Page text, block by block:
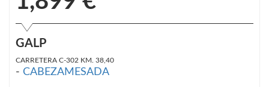
GALP
CARRETERA C-302 KM. 38,40
- CABEZAMESADA